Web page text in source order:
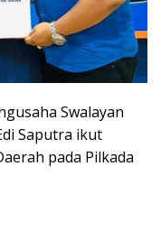
Swalayan
Saputra ikut
pada Pilkada